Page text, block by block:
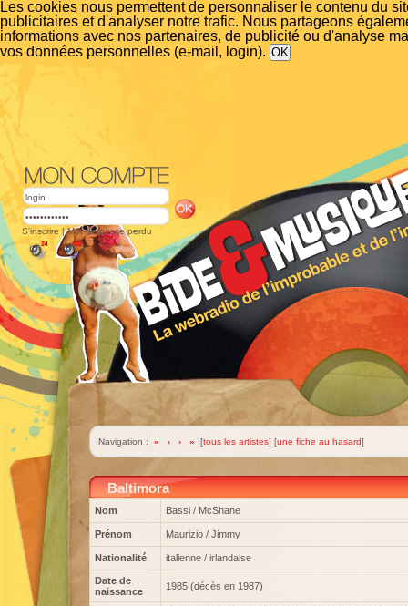
Les cookies nous permettent de personnaliser le contenu du
publicitaires et d'analyser notre trafic. Nous partageons
informations avec nos partenaires, de publicité ou d'analyse
vos données personnelles (e-mail, login).
S'inscrire |Mot de passe perdu
Navigation : « ‹ › » [tous les artistes] [une fiche au hasard]
Baltimora
Nom Bassi / McShane
Prénom Maurizio / Jimmy
Nationalité italienne / irlandaise
Date de
naissance
1985 (décès en 1987)